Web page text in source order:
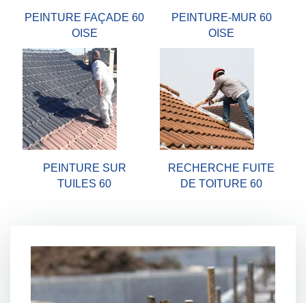
PEINTURE FAÇADE 60
OISE
PEINTURE-MUR 60
OISE
PEINTURE SUR
TUILES 60
RECHERCHE FUITE
DE TOITURE 60